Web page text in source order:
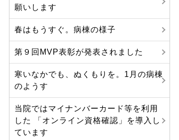
願いします
春はもうすぐ。病棟の様子
第９回MVP表彰が発表されました
寒いなかでも、ぬくもりを。1月の病棟
のようす
当院ではマイナンバーカード等を利用
した 「オンライン資格確認」を導入し
ています